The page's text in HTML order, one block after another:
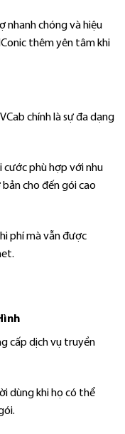
nhanh chóng và hiệu
thêm yên tâm khi
chính là sự đa dạng
cước phù hợp với nhu
cho đến gói cao
phí mà vẫn được
cấp dịch vụ truyền
dùng khi họ có thể